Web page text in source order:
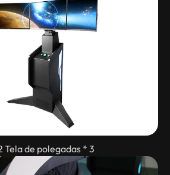
Tela de polegadas * 3